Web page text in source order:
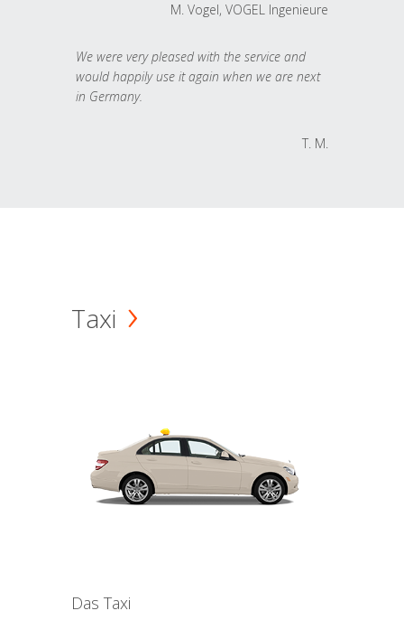
M. Vogel, VOGEL Ingenieure
We were very pleased with the service and
would happily use it again when we are next
in Germany.
T. M.
Taxi
Das Taxi